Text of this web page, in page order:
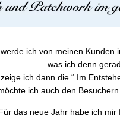
ich von meinen Kunden
was ich denn
ich dann die “ Im
ich auch den
das neue Jahr habe ich mir